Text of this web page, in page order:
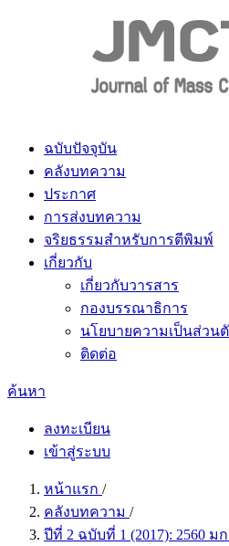
ฉบับปัจจุบัน
คลังบทความ
ประกาศ
การส่งบทความ
จริยธรรมสำหรับการตีพิมพ์
เกี่ยวกับ
เกี่ยวกับวารสาร
กองบรรณาธิการ
นโยบายความเป็นส่วน
ติดต่อ
ค้นหา
ลงทะเบียน
เข้าสู่ระบบ
หน้าแรก /
คลังบทความ /
ปีที่ 2 ฉบับที่ 1 (2017): 2560